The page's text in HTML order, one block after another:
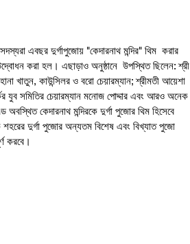
এবছর দুর্গাপুজোয় "কেদারনাথ মন্দির" থিম  করার
উদ্বোধন করা হল। এছাড়াও অনুষ্ঠানে  উপস্থিত ছিলেন: শ্রী
খাতুন, কাউন্সিলর ও বরো চেয়ারম্যান; শ্রীমতী আয়েশা
যুব সমিতির চেয়ারম্যান মনোজ পোদ্দার এবং আরও অনেক
কেদারনাথ মন্দিরকে দুর্গা পুজোর থিম হিসেবে
দুর্গা পুজোর অন্যতম বিশেষ এবং বিখ্যাত পুজো
করবে।